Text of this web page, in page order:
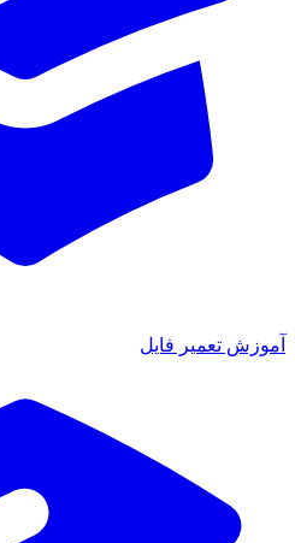
آموزش تعمیر فایل